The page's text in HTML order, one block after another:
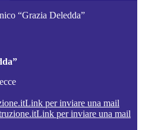
“Grazia Deledda”
Link per inviare una mail
Link per inviare una mail